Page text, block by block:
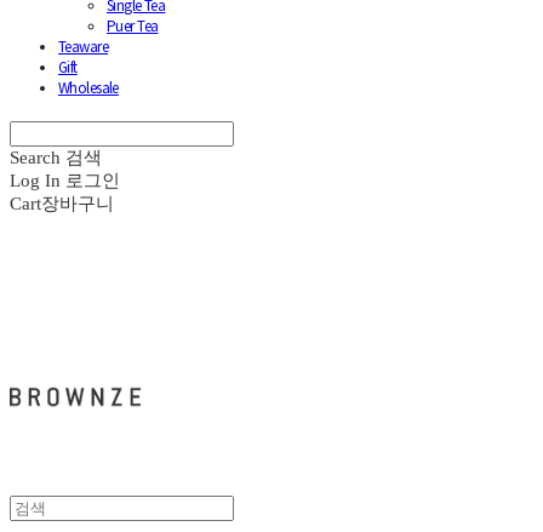
Single Tea
Puer Tea
Teaware
Gift
Wholesale
Search 검색
Log In 로그인
Cart장바구니